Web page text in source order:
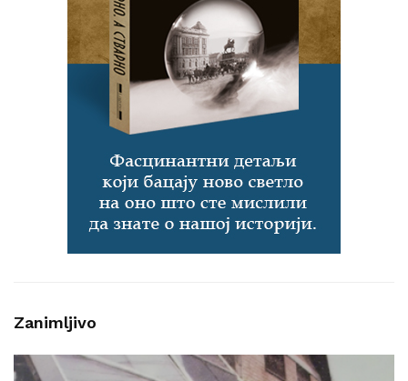
Zanimljivo